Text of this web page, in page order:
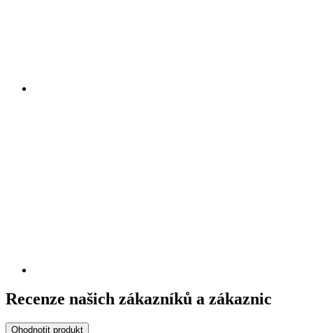
Recenze našich zákazníků a zákaznic
Ohodnotit produkt